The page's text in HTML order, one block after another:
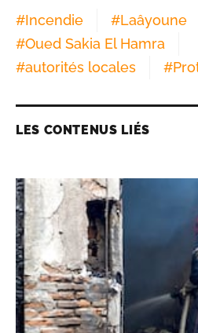
#Incendie #Laâyoune
#Oued Sakia El Hamra
#autorités locales #
LES CONTENUS LIÉS